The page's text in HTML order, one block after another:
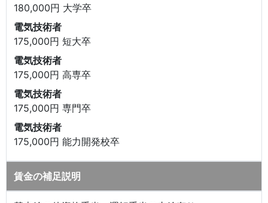
180,000円 大学卒
電気技術者
175,000円 短大卒
電気技術者
175,000円 高専卒
電気技術者
175,000円 専門卒
電気技術者
175,000円 能力開発校卒
賃金の補足説明